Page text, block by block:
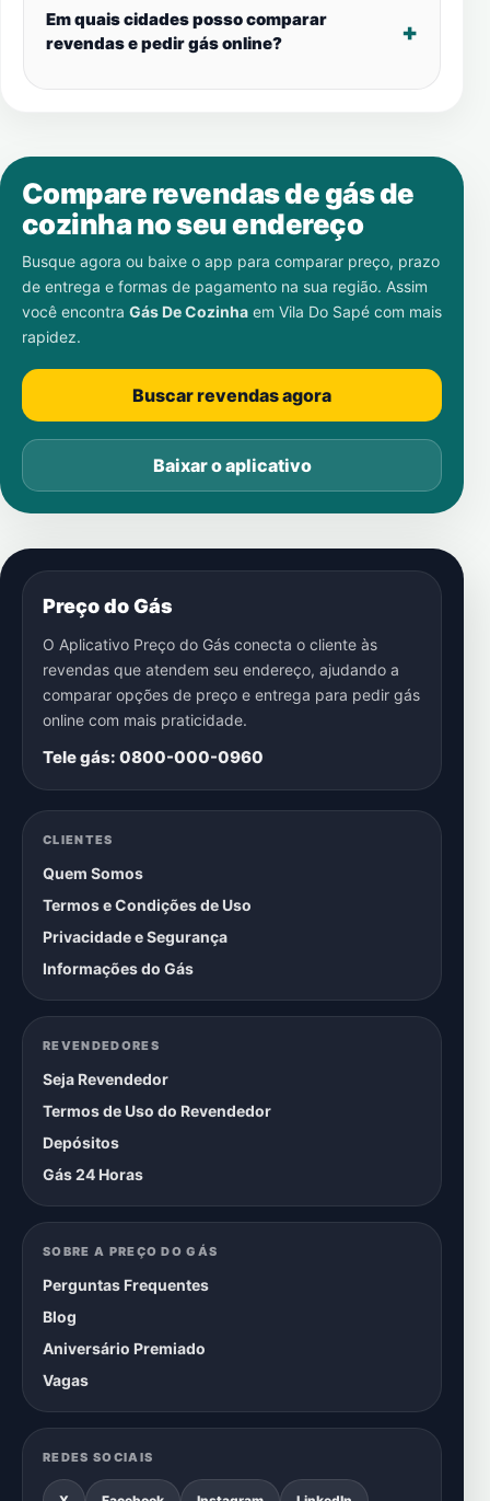
Em quais cidades posso comparar
revendas e pedir gás online?
Compare revendas de gás de
cozinha no seu endereço
Busque agora ou baixe o app para comparar preço, prazo
de entrega e formas de pagamento na sua região. Assim
você encontra Gás De Cozinha em Vila Do Sapé com mais
rapidez.
Buscar revendas agora
Baixar o aplicativo
Preço do Gás
O Aplicativo Preço do Gás conecta o cliente às
revendas que atendem seu endereço, ajudando a
comparar opções de preço e entrega para pedir gás
online com mais praticidade.
Tele gás: 0800-000-0960
CLIENTES
Quem Somos
Termos e Condições de Uso
Privacidade e Segurança
Informações do Gás
REVENDEDORES
Seja Revendedor
Termos de Uso do Revendedor
Depósitos
Gás 24 Horas
SOBRE A PREÇO DO GÁS
Perguntas Frequentes
Blog
Aniversário Premiado
Vagas
REDES SOCIAIS